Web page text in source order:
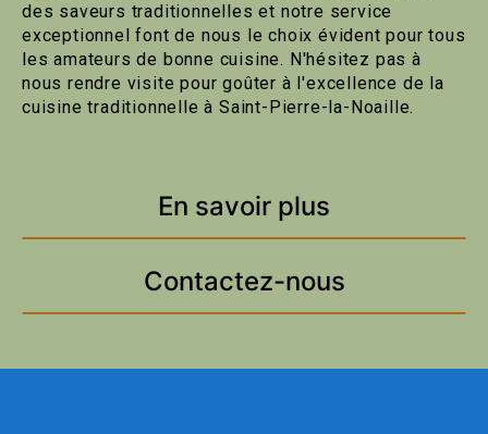
des saveurs traditionnelles et notre service
exceptionnel font de nous le choix évident pour tous
les amateurs de bonne cuisine. N'hésitez pas à
nous rendre visite pour goûter à l'excellence de la
cuisine traditionnelle à Saint-Pierre-la-Noaille.
En savoir plus
Contactez-nous